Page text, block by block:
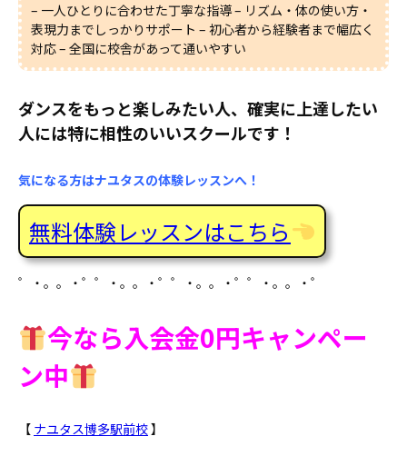
– 一人ひとりに合わせた丁寧な指導 – リズム・体の使い方・
表現力までしっかりサポート – 初心者から経験者まで幅広く
対応 – 全国に校舎があって通いやすい
ダンスをもっと楽しみたい人、確実に上達したい
人には特に相性のいいスクールです！
気になる方はナユタスの体験レッスンへ！
無料体験レッスンはこちら
゜・。。・゜゜・。。・゜゜・。。・゜゜・。。・゜
今なら入会金0円キャンペー
ン中
【 ナユタス博多駅前校】